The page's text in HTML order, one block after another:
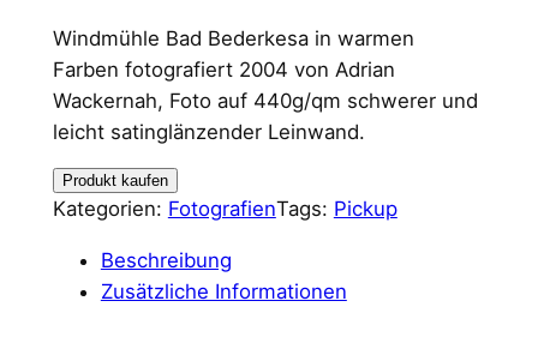
Windmühle Bad Bederkesa in warmen
Farben fotografiert 2004 von Adrian
Wackernah, Foto auf 440g/qm schwerer und
leicht satinglänzender Leinwand.
Produkt kaufen
Kategorien: FotografienTags: Pickup
Beschreibung
Zusätzliche Informationen